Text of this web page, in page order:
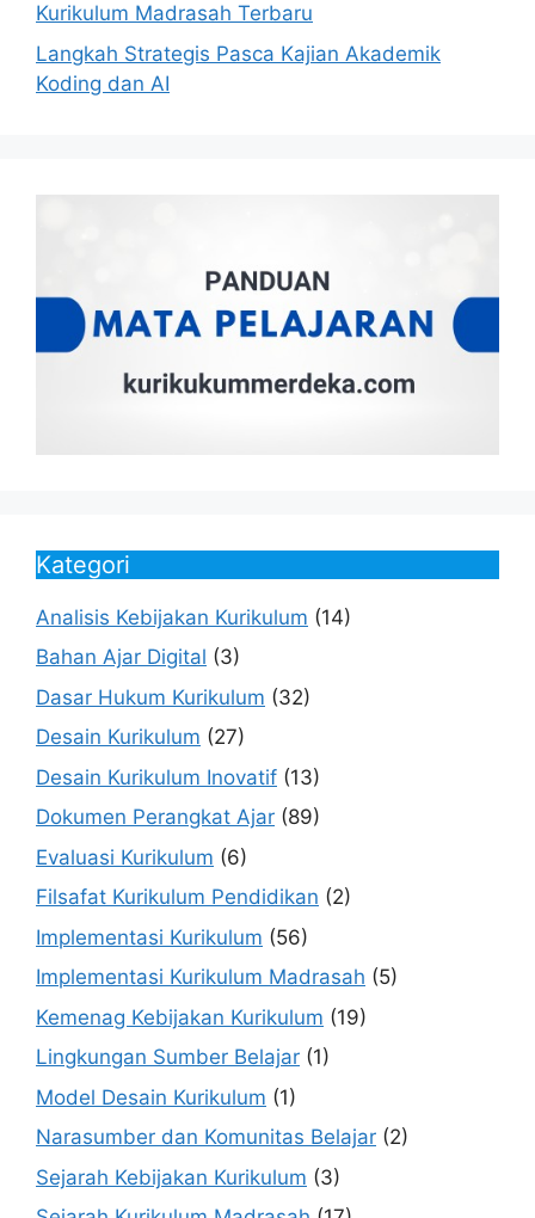
Kurikulum Madrasah Terbaru
Langkah Strategis Pasca Kajian Akademik
Koding dan AI
Kategori
Analisis Kebijakan Kurikulum (14)
Bahan Ajar Digital (3)
Dasar Hukum Kurikulum (32)
Desain Kurikulum (27)
Desain Kurikulum Inovatif (13)
Dokumen Perangkat Ajar (89)
Evaluasi Kurikulum (6)
Filsafat Kurikulum Pendidikan (2)
Implementasi Kurikulum (56)
Implementasi Kurikulum Madrasah (5)
Kemenag Kebijakan Kurikulum (19)
Lingkungan Sumber Belajar (1)
Model Desain Kurikulum (1)
Narasumber dan Komunitas Belajar (2)
Sejarah Kebijakan Kurikulum (3)